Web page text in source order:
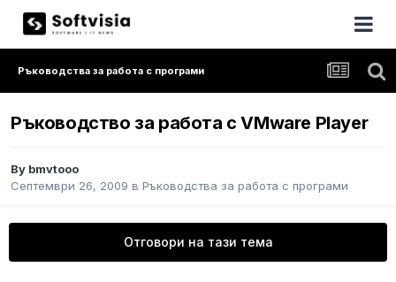
Ръководства за работа с програми
Ръководство за работа с VMware Player
By bmvtooo
Септември 26, 2009 в Ръководства за работа с програми
Отговори на тази тема